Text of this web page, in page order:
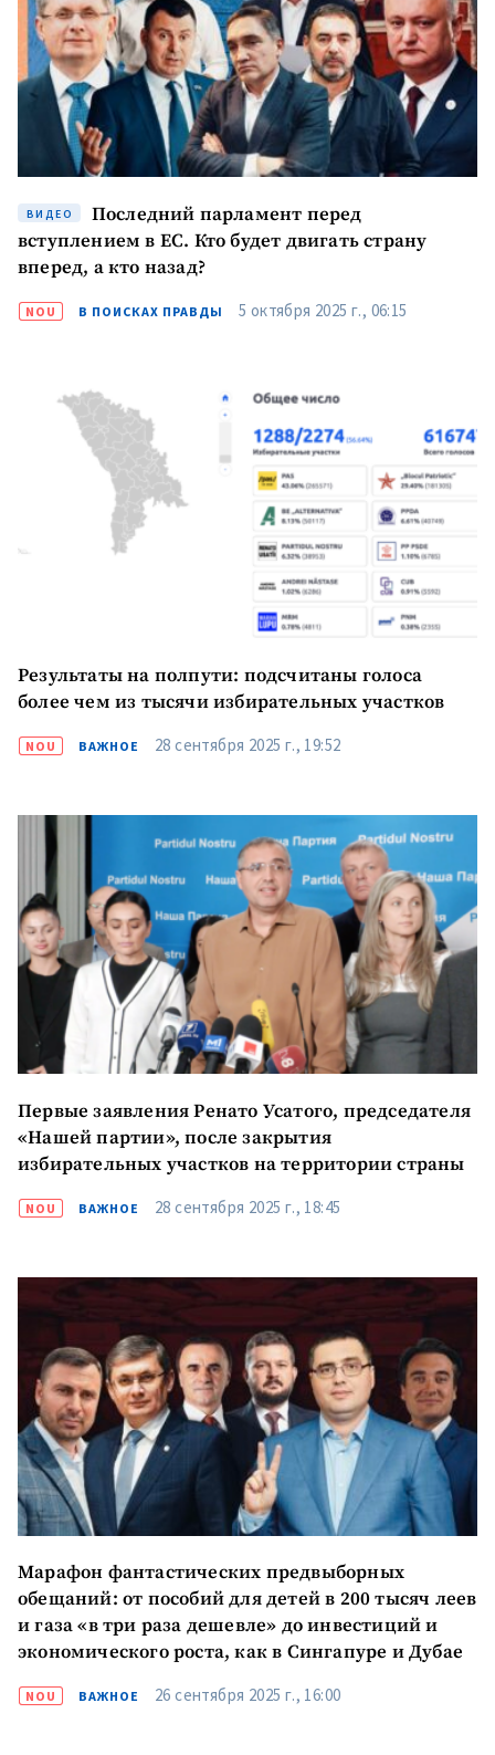
Отправить
информацию
О ZDG
în Română in English
ВИДЕО
Последний парламент перед
вступлением в ЕС. Кто будет двигать страну
вперед, а кто назад?
NOU В ПОИСКАХ ПРАВДЫ 5 октября 2025 г., 06:15
Результаты на полпути: подсчитаны голоса
более чем из тысячи избирательных участков
NOU ВАЖНОЕ 28 сентября 2025 г., 19:52
Первые заявления Ренато Усатого, председателя
«Нашей партии», после закрытия
избирательных участков на территории страны
NOU ВАЖНОЕ 28 сентября 2025 г., 18:45
Марафон фантастических предвыборных
обещаний: от пособий для детей в 200 тысяч леев
и газа «в три раза дешевле» до инвестиций и
экономического роста, как в Сингапуре и Дубае
NOU ВАЖНОЕ 26 сентября 2025 г., 16:00